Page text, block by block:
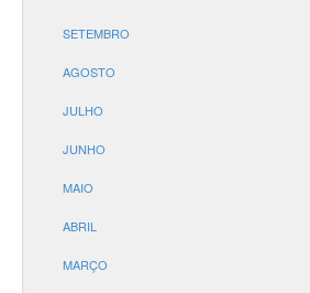
SETEMBRO
AGOSTO
JULHO
JUNHO
MAIO
ABRIL
MARÇO